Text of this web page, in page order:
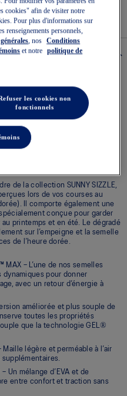
sous le pied pendant les
nos technologies de systèmes
est conçu pour obtenir des
réactives lors des courses.
est placé
fluides entre les foulées.
extrême.
de la collection SUNNY SIZZLE,
lors de vos courses au
Il comporte également une
conçue pour garder
au printemps et en été. Le dégradé
sur l’empeigne et la semelle
de l’heure dorée.
MAX – L’une de nos semelles
dynamiques pour donner
avec un retour d’énergie à
améliorée et plus souple de
toutes les propriétés
que la technologie GEL®
légère et perméable à l’air
Un mélange d’EVA et de
entre confort et traction sans
cookies" afin de visiter notre
Pour plus d'informations sur
renseignements personnels,
, nos
Conditions
et notre
politique de
les cookies non
fonctionnels